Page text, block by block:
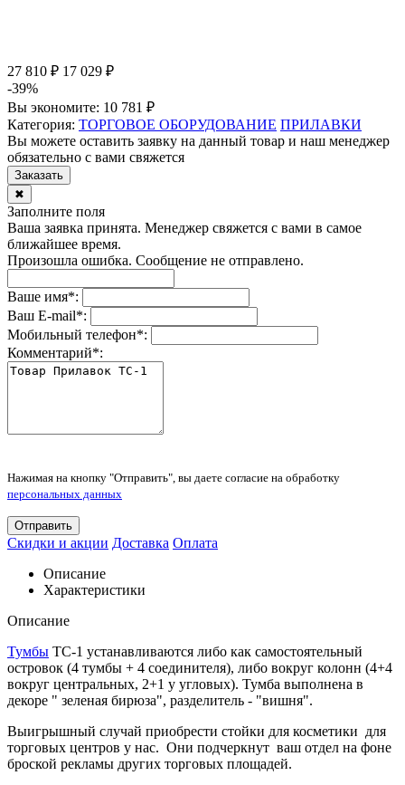
27 810 ₽ 17 029 ₽
-39%
Вы экономите: 10 781 ₽
Категория: ТОРГОВОЕ ОБОРУДОВАНИЕ ПРИЛАВКИ
Вы можете оставить заявку на данный товар и наш менеджер
обязательно с вами свяжется
Заказать
✖
Заполните поля
Ваша заявка принята. Менеджер свяжется с вами в самое
ближайшее время.
Произошла ошибка. Сообщение не отправлено.
Ваше имя*:
Ваш E-mail*:
Мобильный телефон*:
Комментарий*:
Нажимая на кнопку "Отправить", вы даете согласие на обработку
персональных данных
Отправить
Скидки и акции Доставка Оплата
Описание
Характеристики
Описание
Тумбы ТС-1 устанавливаются либо как самостоятельный
островок (4 тумбы + 4 соединителя), либо вокруг колонн (4+4
вокруг центральных, 2+1 у угловых). Тумба выполнена в
декоре " зеленая бирюза", разделитель - "вишня".
Выигрышный случай приобрести стойки для косметики для
торговых центров у нас. Они подчеркнут ваш отдел на фоне
броской рекламы других торговых площадей.